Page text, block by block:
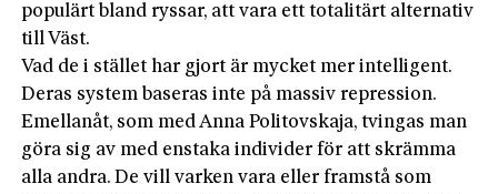
populärt bland ryssar, att vara ett totalitärt alternativ
till Väst.
Vad de i stället har gjort är mycket mer intelligent.
Deras system baseras inte på massiv repression.
Emellanåt, som med Anna Politovskaja, tvingas man
göra sig av med enstaka individer för att skrämma
alla andra. De vill varken vara eller framstå som